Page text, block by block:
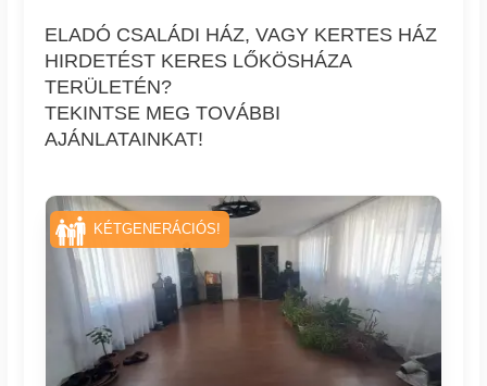
ELADÓ CSALÁDI HÁZ, VAGY KERTES HÁZ
HIRDETÉST KERES LŐKÖSHÁZA
TERÜLETÉN?
TEKINTSE MEG TOVÁBBI
AJÁNLATAINKAT!
KÉTGENERÁCIÓS!